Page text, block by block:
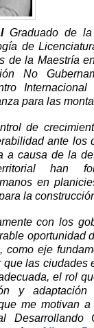
Graduado de
de
de la Maestría
No
para las
de
ante los
a causa de la
han
en
la
con los
oportunidad
como eje
las ciudades
el rol
y
me motivan
Desarrollando